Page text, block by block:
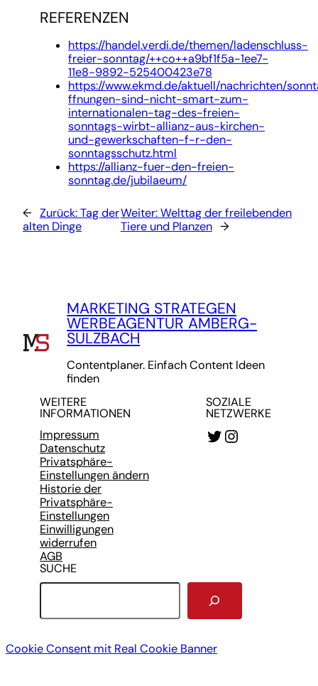
REFERENZEN
https://handel.verdi.de/themen/ladenschluss-
freier-sonntag/++co++a9bf1f5a-1ee7-
11e8-9892-525400423e78
https://www.ekmd.de/aktuell/nachrichten/
ffnungen-sind-nicht-smart-zum-
internationalen-tag-des-freien-
sonntags-wirbt-allianz-aus-kirchen-
und-gewerkschaften-f-r-den-
sonntagsschutz.html
https://allianz-fuer-den-freien-
sonntag.de/jubilaeum/
← Zurück:Tag der
alten Dinge
Weiter:Welttag der freilebenden
Tiere und Planzen →
MARKETING STRATEGEN
WERBEAGENTUR AMBERG-
SULZBACH
Contentplaner. Einfach Content Ideen
finden
WEITERE
INFORMATIONEN
Impressum
Datenschutz
Privatsphäre-
Einstellungen ändern
Historie der
Privatsphäre-
Einstellungen
Einwilligungen
widerrufen
AGB
SOZIALE
NETZWERKE
Twitter Instagram
SUCHE
S
h
Cookie Consent mit Real Cookie Banner